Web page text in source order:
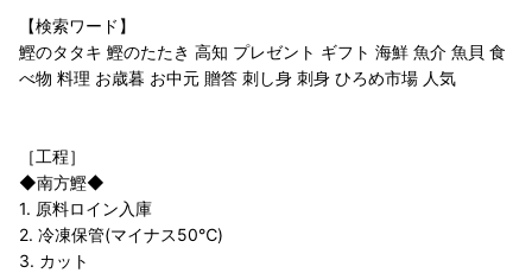
【検索ワード】
鰹のタタキ 鰹のたたき 高知 プレゼント ギフト 海鮮 魚介 魚貝 食
べ物 料理 お歳暮 お中元 贈答 刺し身 刺身 ひろめ市場 人気
［工程］
◆南方鰹◆
1. 原料ロイン入庫
2. 冷凍保管(マイナス50℃)
3. カット